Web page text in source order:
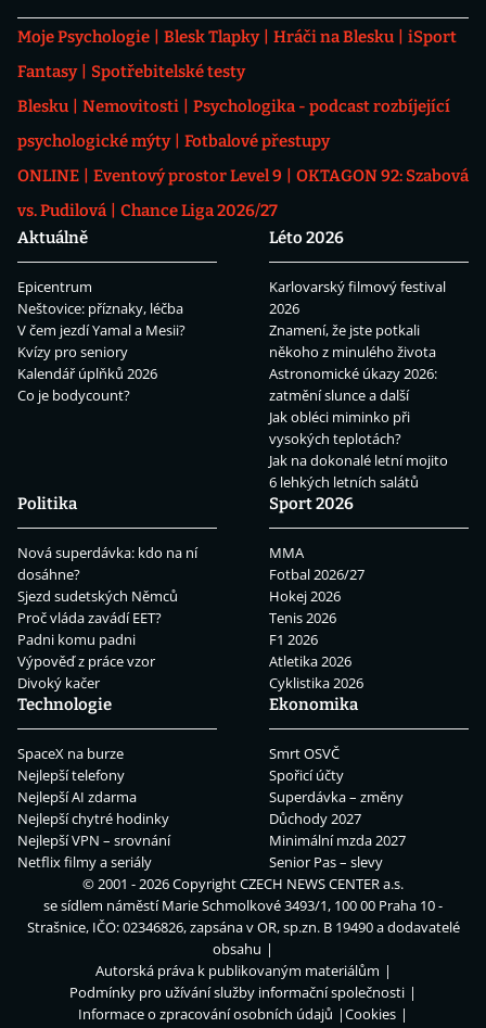
Moje Psychologie Blesk Tlapky Hráči na Blesku
iSport
Fantasy
Spotřebitelské testy
Blesku
Nemovitosti
Psychologika - podcast rozbíjející
psychologické mýty
Fotbalové přestupy
ONLINE
Eventový prostor Level 9
OKTAGON 92: Szabová
vs. Pudilová
Chance Liga 2026/27
Aktuálně
Epicentrum
Neštovice: příznaky, léčba
V čem jezdí Yamal a Mesii?
Kvízy pro seniory
Kalendář úplňků 2026
Co je bodycount?
Léto 2026
Karlovarský filmový festival
2026
Znamení, že jste potkali
někoho z minulého života
Astronomické úkazy 2026:
zatmění slunce a další
Jak obléci miminko při
vysokých teplotách?
Jak na dokonalé letní mojito
6 lehkých letních salátů
Politika
Nová superdávka: kdo na ní
dosáhne?
Sjezd sudetských Němců
Proč vláda zavádí EET?
Padni komu padni
Výpověď z práce vzor
Divoký kačer
Sport 2026
MMA
Fotbal 2026/27
Hokej 2026
Tenis 2026
F1 2026
Atletika 2026
Cyklistika 2026
Technologie
SpaceX na burze
Nejlepší telefony
Nejlepší AI zdarma
Nejlepší chytré hodinky
Nejlepší VPN – srovnání
Netflix filmy a seriály
Ekonomika
Smrt OSVČ
Spořicí účty
Superdávka – změny
Důchody 2027
Minimální mzda 2027
Senior Pas – slevy
© 2001 - 2026 CopyrightCZECH NEWS CENTER a.s.
se sídlem náměstí Marie Schmolkové 3493/1, 100 00 Praha 10 -
Strašnice, IČO: 02346826, zapsána v OR, sp.zn. B 19490 a dodavatelé
obsahu
Autorská práva k publikovaným materiálům
Podmínky pro užívání služby informační společnosti
Informace o zpracování osobních údajů
Cookies